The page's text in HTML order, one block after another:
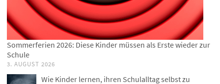
Sommerferien 2026: Diese Kinder müssen als Erste wieder zur
Schule
3. AUGUST 2026
Wie Kinder lernen, ihren Schulalltag selbst zu